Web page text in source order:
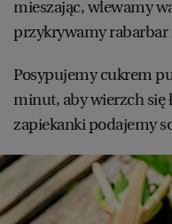
mieszając, wlewamy
przykrywamy rabarbar
Posypujemy cukrem
minut, aby wierzch się
zapiekanki podajemy